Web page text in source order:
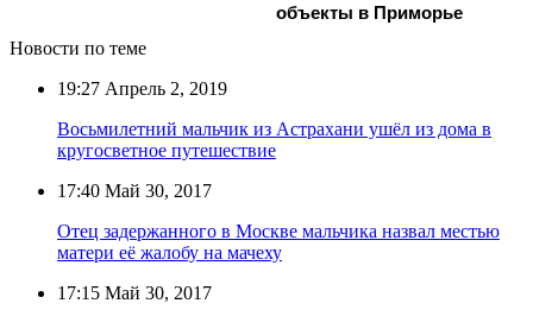
объекты в Приморье
Новости по теме
19:27 Апрель 2, 2019
Восьмилетний мальчик из Астрахани ушёл из дома в
кругосветное путешествие
17:40 Май 30, 2017
Отец задержанного в Москве мальчика назвал местью
матери её жалобу на мачеху
17:15 Май 30, 2017